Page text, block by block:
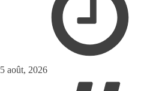
5 août, 2026